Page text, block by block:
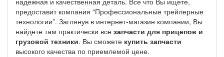
предоставит компания “Профессиональные трейлерные
технологии”. Заглянув в интернет-магазин компании, Вы
найдете там практически все запчасти для прицепов и
грузовой техники. Вы сможете купить запчасти
высокого качества по приемлемой цене.